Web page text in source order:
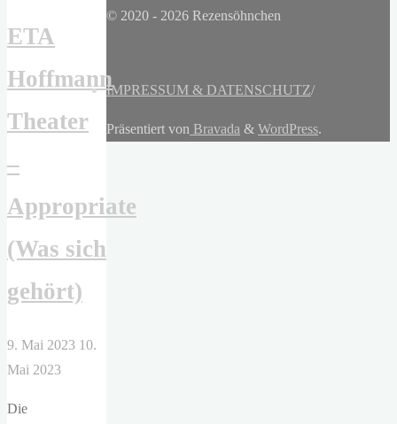
ETA
Hoffmann
Theater
–
Appropriate
(Was sich
gehört)
9. Mai 2023 10.
Mai 2023
Die
© 2020 - 2026 Rezensöhnchen
IMPRESSUM & DATENSCHUTZ/
Präsentiert von Bravada & WordPress.